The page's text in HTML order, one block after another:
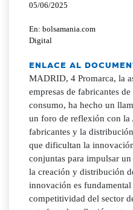
05/06/2025
En: bolsamania.com
Digital
ENLACE AL
MADRID, 4 Promarca, la
empresas de fabricantes
consumo, ha hecho un
un foro de reflexión con
fabricantes y la
que dificultan la
conjuntas para impulsar
la creación y distribución
innovación es
competitividad del sector